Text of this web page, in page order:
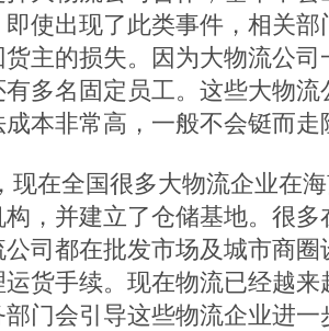
使出现了此类事件，相关
货主的损失。因为大物流公
多名固定员工。这些大物
本非常高，一般不会铤而走
现在全国很多大物流企业在
，并建立了仓储基地。很
司都在批发市场及城市商
货手续。现在物流已经越
门会引导这些物流企业进